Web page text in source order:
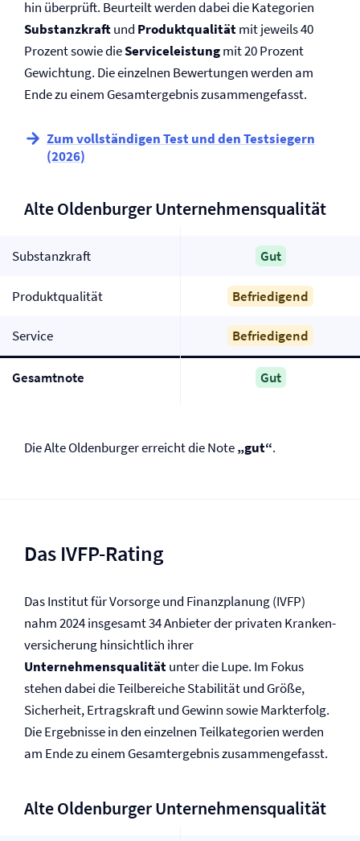
hin überprüft. Beurteilt werden dabei die Kategorien
Substanzkraftund Produktqualitätmit jeweils 40
Prozent sowie dieServiceleistungmit 20 Prozent
Gewichtung. Die einzelnen Bewertungen werden am
Ende zu einem Gesamtergebnis zusammengefasst.
Zum vollständigen Test und den Testsiegern
(2026)
Alte Oldenburger Unternehmensqualität
Substanzkraft Gut
Produktqualität Befriedigend
Service Befriedigend
Gesamtnote Gut
Die Alte Oldenburger erreicht die Note„gut“.
Das IVFP-Rating
Das Institut für Vorsorge und Finanzplanung (IVFP)
nahm 2024 insgesamt 34 Anbieter der privaten Kranken­
versicherung hinsichtlich ihrer
Unternehmensqualitätunter die Lupe. Im Fokus
stehen dabei die Teilbereiche Stabilität und Größe,
Sicherheit, Ertragskraft und Gewinn sowie Markterfolg.
Die Ergebnisse in den einzelnen Teilkategorien werden
am Ende zu einem Gesamtergebnis zusammengefasst.
Alte Oldenburger Unternehmensqualität